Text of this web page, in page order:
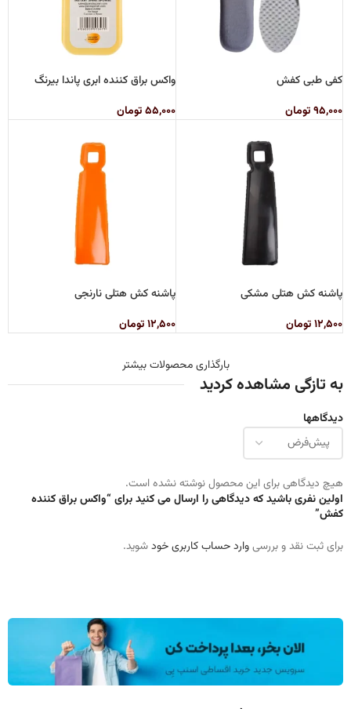
کفی طبی کفش
۹۵,۰۰۰تومان
واکس براق کننده ابری پاندا بیرنگ
۵۵,۰۰۰ تومان
پاشنه کش هتلی مشکی
۱۲,۵۰۰تومان
پاشنه کش هتلی نارنجی
۱۲,۵۰۰ تومان
بارگذاری محصولات بیشتر
به تازگی مشاهده کردید
دیدگاهها
هیچ دیدگاهی برای این محصول نوشته نشده است.
اولین نفری باشید که دیدگاهی را ارسال می کنید برای “واکس براق کننده
کفش”
برای ثبت نقد و بررسیوارد حساب کاربری خودشوید.